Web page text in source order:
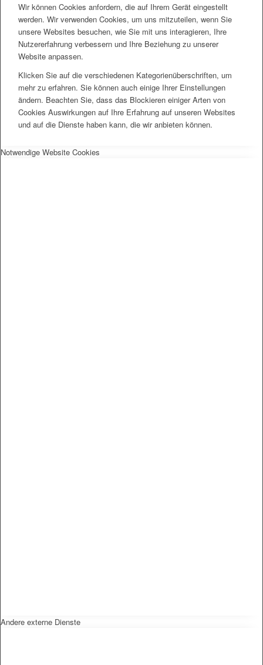
Wir können Cookies anfordern, die auf Ihrem Gerät eingestellt
werden. Wir verwenden Cookies, um uns mitzuteilen, wenn Sie
unsere Websites besuchen, wie Sie mit uns interagieren, Ihre
Nutzererfahrung verbessern und Ihre Beziehung zu unserer
Website anpassen.
Klicken Sie auf die verschiedenen Kategorienüberschriften, um
mehr zu erfahren. Sie können auch einige Ihrer Einstellungen
ändern. Beachten Sie, dass das Blockieren einiger Arten von
Cookies Auswirkungen auf Ihre Erfahrung auf unseren Websites
und auf die Dienste haben kann, die wir anbieten können.
Notwendige Website Cookies
Andere externe Dienste